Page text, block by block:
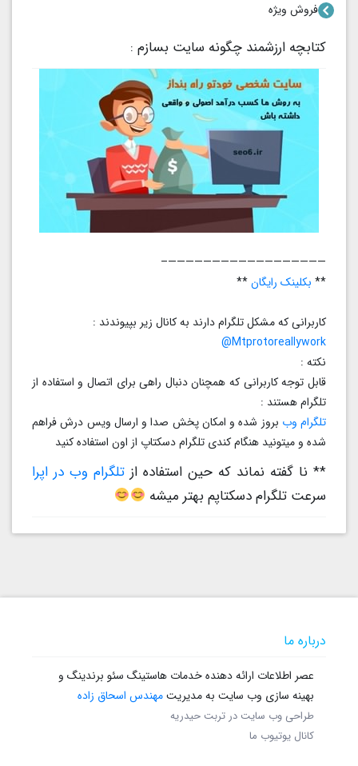
فروش ویژه
کتابچه ارزشمند چگونه سایت بسازم :
——————————————————–
**بکلینک رایگان**
کاربرانی که مشکل تلگرام دارند به کانال زیر بپیوندند :
Mtprotoreallywork@
نکته :
قابل توجه کاربرانی که همچنان دنبال راهی برای اتصال و استفاده از
تلگرام هستند :
تلگرام وببروز شده و امکان پخش صدا و ارسال ویس درش فراهم
شده و میتونید هنگام کندی تلگرام دسکتاپ از اون استفاده کنید
** نا گفته نماند که حین استفاده از تلگرام وب در اپرا
سرعت تلگرام دسکتاپم بهتر میشه
درباره ما
عصر اطلاعات ارائه دهنده خدمات هاستینگ سئو برندینگ و
بهینه سازی وب سایت به مدیریتمهندس اسحاق زاده
طراحی وب سایت در تربت حیدریه
کانال یوتیوب ما